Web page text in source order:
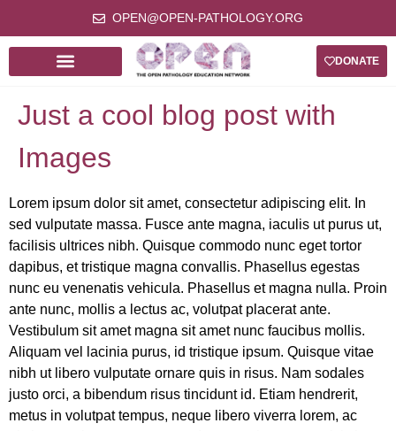
OPEN@OPEN-PATHOLOGY.ORG
DONATE
Just a cool blog post with
Images
Lorem ipsum dolor sit amet, consectetur adipiscing elit. In
sed vulputate massa. Fusce ante magna, iaculis ut purus ut,
facilisis ultrices nibh. Quisque commodo nunc eget tortor
dapibus, et tristique magna convallis. Phasellus egestas
nunc eu venenatis vehicula. Phasellus et magna nulla. Proin
ante nunc, mollis a lectus ac, volutpat placerat ante.
Vestibulum sit amet magna sit amet nunc faucibus mollis.
Aliquam vel lacinia purus, id tristique ipsum. Quisque vitae
nibh ut libero vulputate ornare quis in risus. Nam sodales
justo orci, a bibendum risus tincidunt id. Etiam hendrerit,
metus in volutpat tempus, neque libero viverra lorem, ac